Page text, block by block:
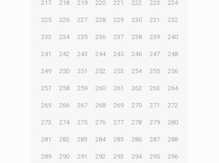
217 218 219 220 221 222 223 224
225 226 227 228 229 230 231 232
233 234 235 236 237 238 239 240
241 242 243 244 245 246 247 248
249 250 251 252 253 254 255 256
257 258 259 260 261 262 263 264
265 266 267 268 269 270 271 272
273 274 275 276 277 278 279 280
281 282 283 284 285 286 287 288
289 290 291 292 293 294 295 296